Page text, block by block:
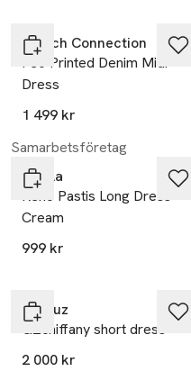
French Connection
Feo Printed Denim Midi
Dress
1 499 kr
Samarbetsföretag
Noella
Reno Pastis Long Dress -
Cream
999 kr
Gestuz
GZchiffany short dress
2 000 kr